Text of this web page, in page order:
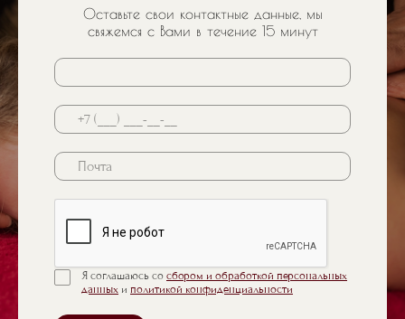
Оставьте свои контактные данные, мы
свяжемся с Вами в течение 15 минут
Почта
Я соглашаюсь со сбором и обработкой персональных
данных и политикой конфиденциальности